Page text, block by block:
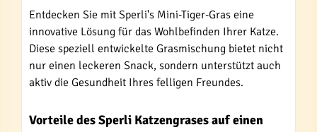
Entdecken Sie mit Sperli's Mini-Tiger-Gras eine
innovative Lösung für das Wohlbefinden Ihrer Katze.
Diese speziell entwickelte Grasmischung bietet nicht
nur einen leckeren Snack, sondern unterstützt auch
aktiv die Gesundheit Ihres felligen Freundes.
Vorteile des Sperli Katzengrases auf einen